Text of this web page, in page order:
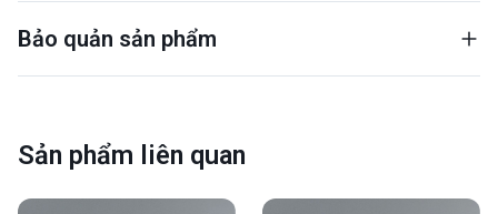
Bảo quản sản phẩm
Sản phẩm liên quan